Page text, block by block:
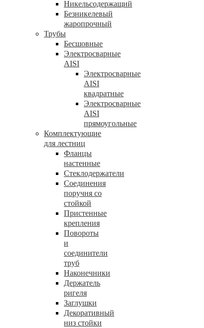
Никельсодержащий
Безникелевый
жаропрочный
Трубы
Бесшовные
Электросварные
AISI
Электросварные
AISI
квадратные
Электросварные
AISI
прямоугольные
Комплектующие
для лестниц
Фланцы
настенные
Стеклодержатели
Соединения
поручня со
стойкой
Пристенные
крепления
Повороты
и
соединители
труб
Наконечники
Держатель
ригеля
Заглушки
Декоративный
низ стойки